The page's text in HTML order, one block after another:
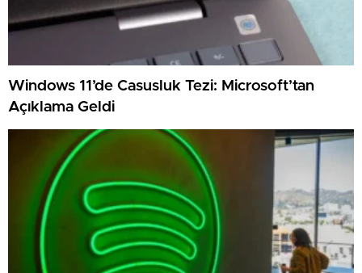
Windows 11’de Casusluk Tezi: Microsoft’tan
Açıklama Geldi